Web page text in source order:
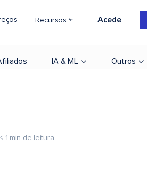
Recursos Acede
IA & ML Outros
< 1 min de leitura